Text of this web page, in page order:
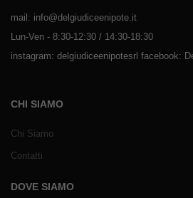
mail: info@delgiudiceenipote.it
Lun-Ven - 8:30-12:30 / 14:30-18:30
instagram: delgiudiceenipotesrl facebook:
CHI SIAMO
Chi Siamo
Contatti
DOVE SIAMO